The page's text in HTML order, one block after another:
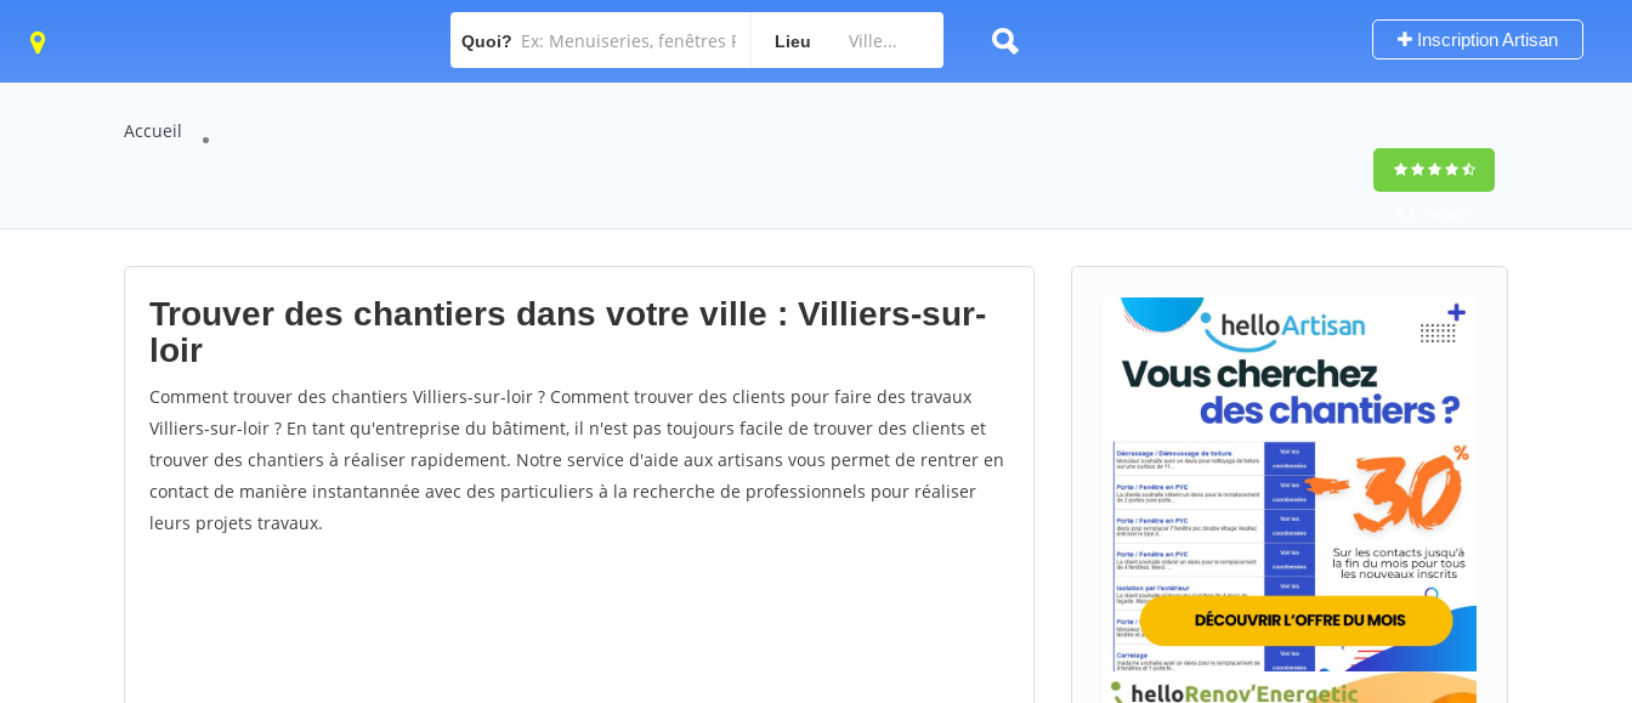
Quoi? Lieu Inscription Artisan
Accueil
Trouver des chantiers dans votre ville : Villiers-sur-
loir
Comment trouver des chantiers Villiers-sur-loir ? Comment trouver des clients pour faire des travaux
Villiers-sur-loir ? En tant qu'entreprise du bâtiment, il n'est pas toujours facile de trouver des clients et
trouver des chantiers à réaliser rapidement. Notre service d'aide aux artisans vous permet de rentrer en
contact de manière instantannée avec des particuliers à la recherche de professionnels pour réaliser
leurs projets travaux.